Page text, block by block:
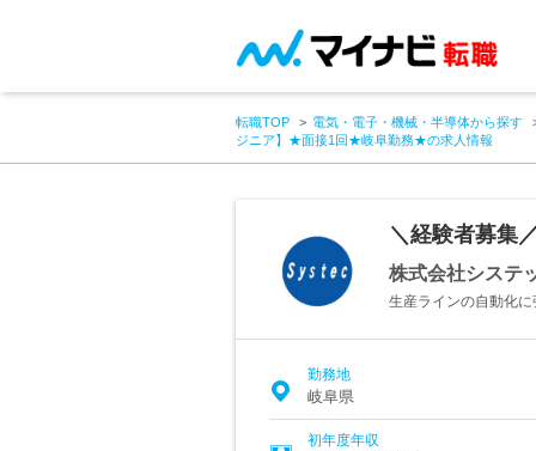
転職TOP
電気・電子・機械・半導体から探す
ジニア】★面接1回★岐阜勤務★の求人情報
＼経験者募集
株式会社システ
生産ラインの自動化
勤務地
岐阜県
初年度年収